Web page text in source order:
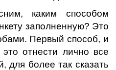
каким способом
заполненную? Это
Первый способ, и
отнести лично все
более так сказать